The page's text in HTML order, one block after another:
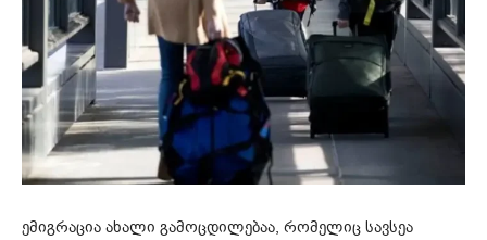
ემიგრაცია ახალი გამოცდილებაა, რომელიც სავსეა